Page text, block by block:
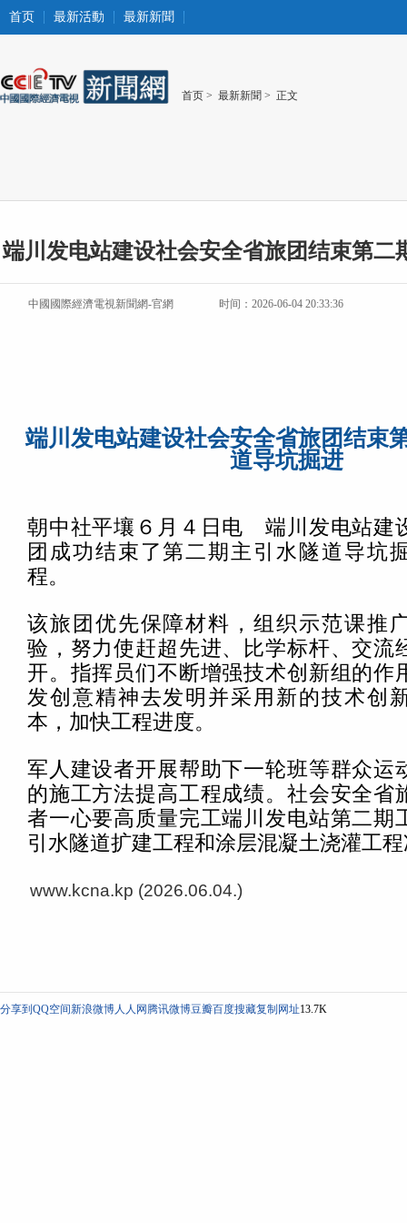
首页 最新活動 最新新聞
首页 > 最新新聞 > 正文
端川发电站建设社会安全省旅团结束第二
中國國際經濟電視新聞網-官網 时间：2026-06-04 20:33:36
端川发电站建设社会安全省旅团结束
道导坑掘进
朝中社平壤６月４日电 端川发电站建
团成功结束了第二期主引水隧道导坑
程。
该旅团优先保障材料，组织示范课推
验，努力使赶超先进、比学标杆、交流
开。指挥员们不断增强技术创新组的作
发创意精神去发明并采用新的技术创
本，加快工程进度。
军人建设者开展帮助下一轮班等群众运
的施工方法提高工程成绩。社会安全省
者一心要高质量完工端川发电站第二期
引水隧道扩建工程和涂层混凝土浇灌工
www.kcna.kp (2026.06.04.)
分享到 QQ空间新浪微博人人网 腾讯微博豆瓣百度搜藏复制网址13.7K